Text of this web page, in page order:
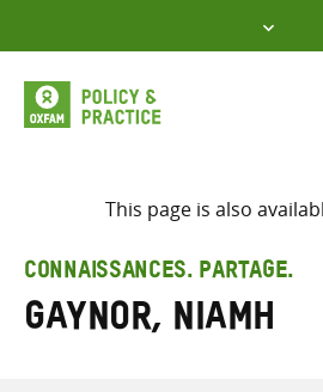
to
content
Saisir
les
termes
This page is also
CONNAISSANCES. PARTAGE.
Gaynor, Niamh